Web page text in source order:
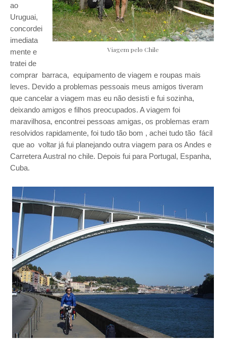
Viagem pelo Chile
ao
Uruguai,
concordei
imediata
mente e
tratei de
comprar barraca, equipamento de viagem e roupas mais
leves. Devido a problemas pessoais meus amigos tiveram
que cancelar a viagem mas eu não desisti e fui sozinha,
deixando amigos e filhos preocupados. A viagem foi
maravilhosa, encontrei pessoas amigas, os problemas eram
resolvidos rapidamente, foi tudo tão bom , achei tudo tão fácil
que ao voltar já fui planejando outra viagem para os Andes e
Carretera Austral no chile. Depois fui para Portugal, Espanha,
Cuba.